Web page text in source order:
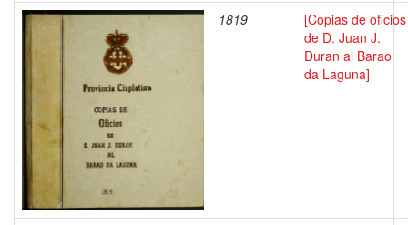
1819
[Copias de oficios
de D. Juan J.
Duran al Barao
da Laguna]